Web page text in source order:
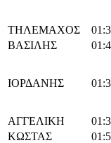
ΤΗΛΕΜΑΧΟΣ
ΒΑΣΙΛΗΣ
ΙΟΡΔΑΝΗΣ
ΑΓΓΕΛΙΚΗ
ΚΩΣΤΑΣ